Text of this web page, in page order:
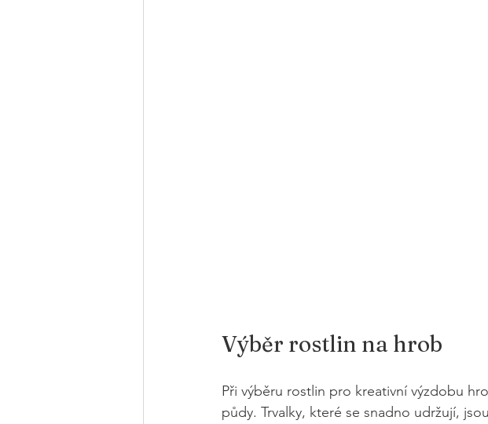
Výběr rostlin na hrob
Při výběru rostlin pro kreativní výzdobu
půdy. Trvalky, které se snadno udržují,